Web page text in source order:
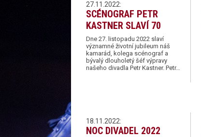
27.11.2022:
SCÉNOGRAF PETR
KASTNER SLAVÍ 70
Dne 27. listopadu 2022 slaví
významné životní jubileum náš
kamarád, kolega scénograf a
bývalý dlouholetý šéf výpravy
našeho divadla Petr Kastner. Petr…
18.11.2022:
NOC DIVADEL 2022